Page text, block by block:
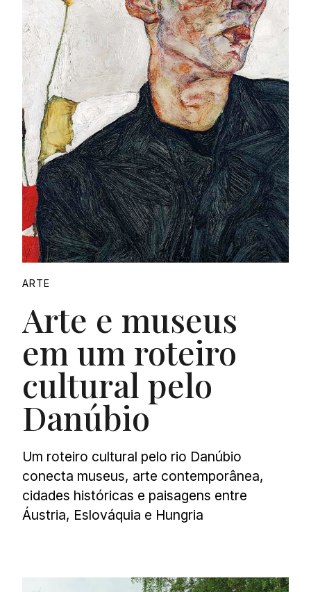
Proudly
ARTE
Arte e museus
em um roteiro
cultural pelo
Danúbio
Um roteiro cultural pelo rio Danúbio
conecta museus, arte contemporânea,
cidades históricas e paisagens entre
Áustria, Eslováquia e Hungria